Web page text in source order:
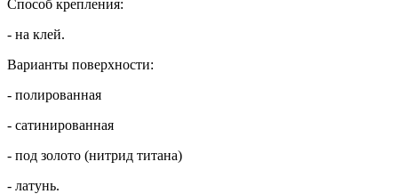
Способ крепления:
- на клей.
Варианты поверхности:
- полированная
- сатинированная
- под золото (нитрид титана)
- латунь.